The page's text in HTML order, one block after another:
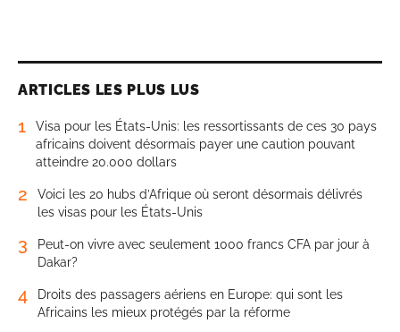
ARTICLES LES PLUS LUS
1
Visa pour les États-Unis: les ressortissants de ces 30 pays
africains doivent désormais payer une caution pouvant
atteindre 20.000 dollars
2
Voici les 20 hubs d’Afrique où seront désormais délivrés
les visas pour les États-Unis
3
Peut-on vivre avec seulement 1000 francs CFA par jour à
Dakar?
4
Droits des passagers aériens en Europe: qui sont les
Africains les mieux protégés par la réforme